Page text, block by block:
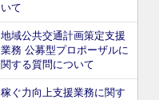
いて
地域公共交通計画策定支援
業務 公募型プロポーザルに
関する質問について
稼ぐ力向上支援業務に関す